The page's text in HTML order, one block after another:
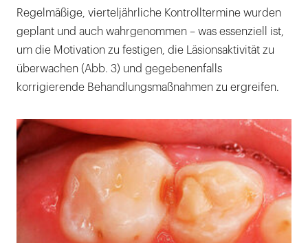
Regelmäßige, vierteljährliche Kontrolltermine wurden
geplant und auch wahrgenommen – was essenziell ist,
um die Motivation zu festigen, die Läsionsaktivität zu
überwachen (Abb. 3) und gegebenenfalls
korrigierende Behandlungsmaßnahmen zu ergreifen.